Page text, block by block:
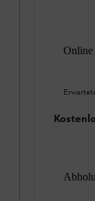
Online